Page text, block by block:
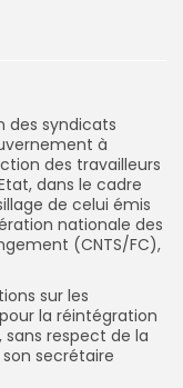
des syndicats
à
des travailleurs
dans le cadre
de celui émis
nationale des
(CNTS/FC),
sur les
la réintégration
respect de la
secrétaire